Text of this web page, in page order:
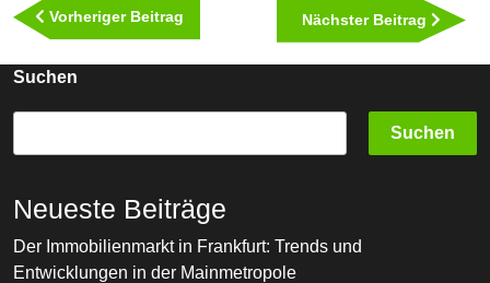
Vorheriger Beitrag
Beitrag
Nächster Beitrag
Suchen
Suchen
Neueste Beiträge
Der Immobilienmarkt in Frankfurt: Trends und
Entwicklungen in der Mainmetropole